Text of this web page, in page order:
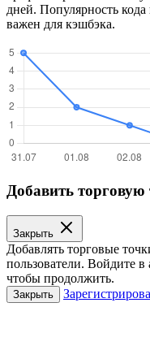
дней. Популярность кода
важен для кэшбэка.
Добавить торговую
Закрыть
Добавлять торговые
пользователи. Войдите в
чтобы продолжить.
Закрыть